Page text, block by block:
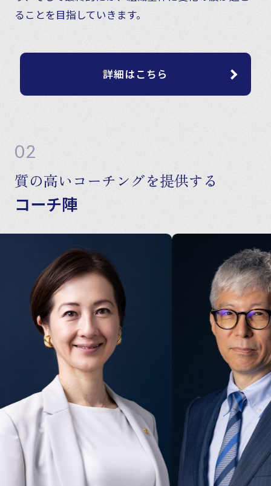
ることを目指していきます。
詳細はこちら
02
質の高いコーチングを提供する
コーチ陣